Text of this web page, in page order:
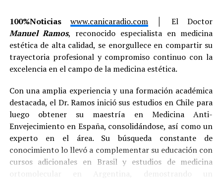
En este escenario, los juegos de mesa se posicionan
como una herramienta accesible y efectiva. Un
metaanálisis publicado en 2023 enJournal of
Alzheimer’s Diseaseevidenció que las personas que
participan de forma regular en actividades
y hasta un 15 por ciento menos riesgo de desarrollar
demencia.
Distintas investigaciones también destacan que no
todos los juegos estimulan las mismas habilidades, y ahí
radica su valor. Por ejemplo, en juegos como Monopoly,
los participantes deben recordar movimientos,
administrar recursos y anticipar decisiones, activando
100%Noticiaswww.canicaradio.com │ El Doctor
Manuel Ramos, reconocido especialista en medicina
estética de alta calidad, se enorgullece en compartir su
trayectoria profesional y compromiso continuo con la
excelencia en el campo de la medicina estética.
Con una amplia experiencia y una formación académica
destacada, el Dr. Ramos inició sus estudios en Chile para
luego obtener su maestría en Medicina Anti-
Envejecimiento en España, consolidándose, así como un
experto en el área. Su búsqueda constante de
conocimiento lo llevó a complementar su educación con
cursos adicionales en Brasil y estudios de medicina
ortomolecular en Argentina, demostrando un